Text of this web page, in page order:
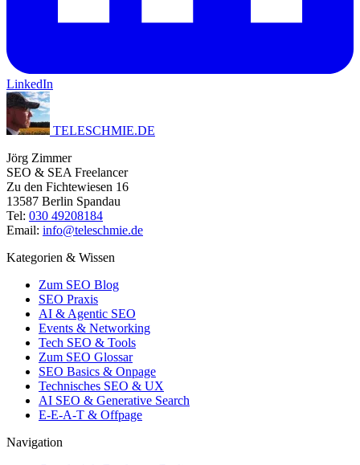
LinkedIn
TELESCHMIE.DE
Jörg Zimmer
SEO & SEA Freelancer
Zu den Fichtewiesen 16
13587 Berlin Spandau
Tel: 030 49208184
Email: info@teleschmie.de
Kategorien & Wissen
Zum SEO Blog
SEO Praxis
AI & Agentic SEO
Events & Networking
Tech SEO & Tools
Zum SEO Glossar
SEO Basics & Onpage
Technisches SEO & UX
AI SEO & Generative Search
E-E-A-T & Offpage
Navigation